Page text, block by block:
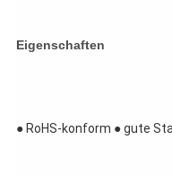
Eigenschaften
● RoHS-konform ● gute